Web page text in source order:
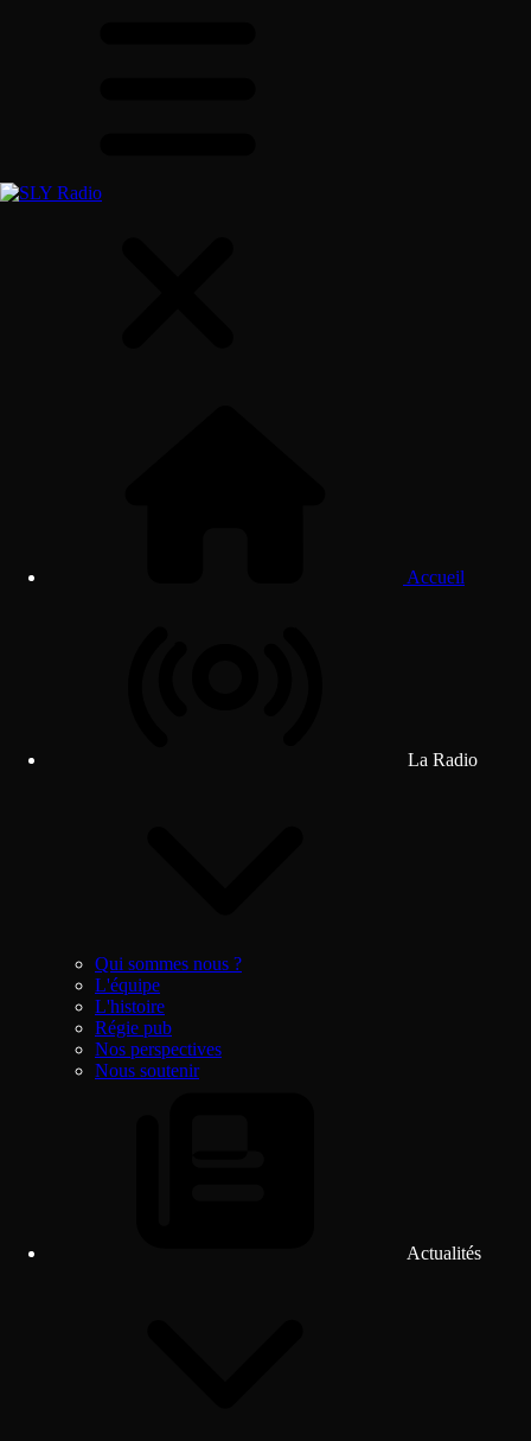
Accueil
La Radio
Qui sommes nous ?
L'équipe
L'histoire
Régie pub
Nos perspectives
Nous soutenir
Actualités